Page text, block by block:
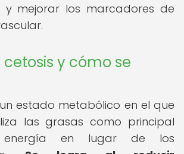
mejorar los marcadores de
cetosis y cómo se
estado metabólico en el que
las grasas como principal
en lugar de los